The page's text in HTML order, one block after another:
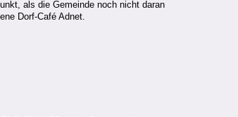
als die Gemeinde noch nicht daran
Dorf-Café Adnet.